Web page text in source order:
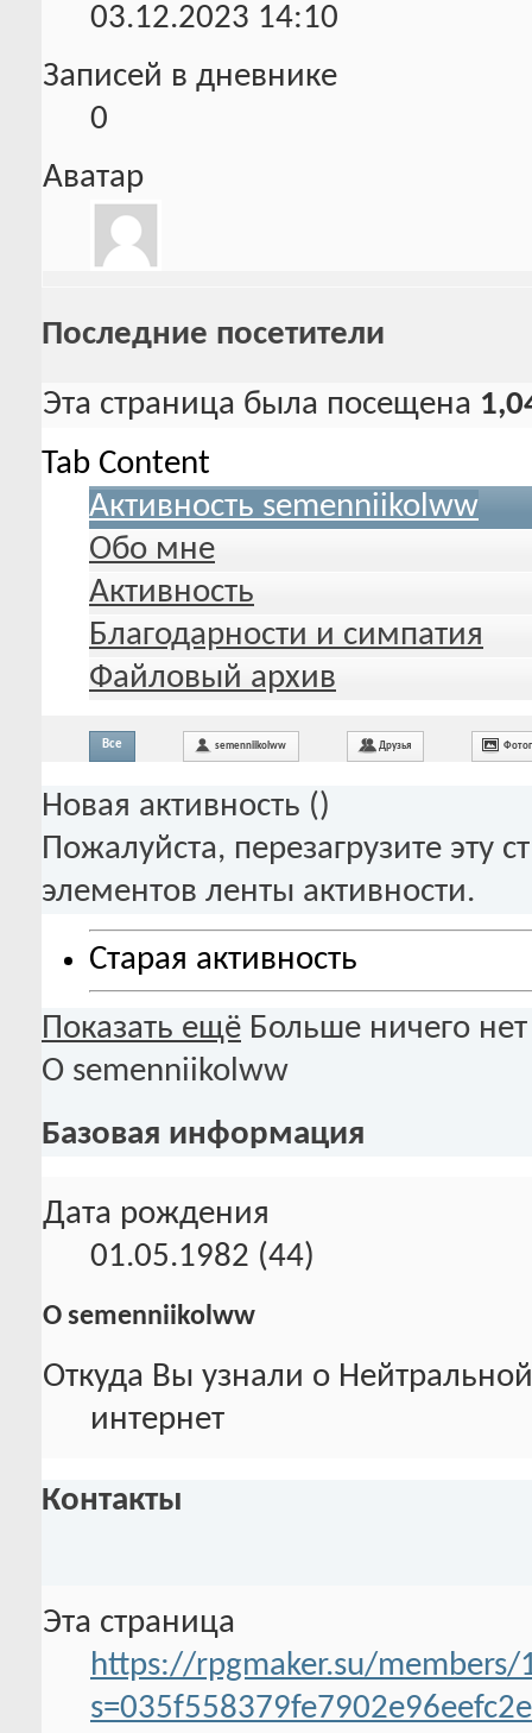
03.12.2023 14:10
Записей в дневнике
0
Аватар
Последние посетители
Эта страница была посещена
Tab Content
Активность semenniikolww
Обо мне
Активность
Благодарности и симпатия
Файловый архив
Все semenniikolww Друзья
Новая активность ()
Пожалуйста, перезагрузите эту
элементов ленты активности.
Старая активность
Показать ещё Больше ничего нет
О semenniikolww
Базовая информация
Дата рождения
01.05.1982 (44)
О semenniikolww
Откуда Вы узнали о
интернет
Контакты
Эта страница
https://rpgmaker.su/